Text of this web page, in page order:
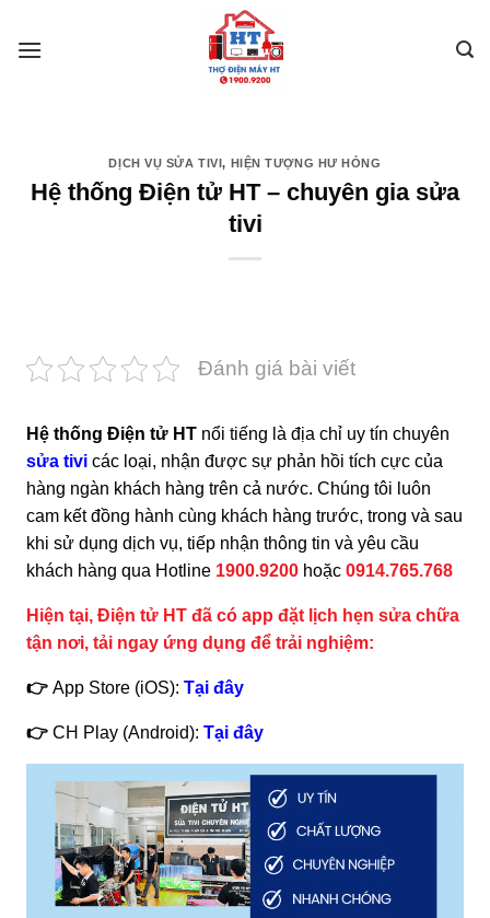
DỊCH VỤ SỬA TIVI, HIỆN TƯỢNG HƯ HỎNG
Hệ thống Điện tử HT – chuyên gia sửa
tivi
Đánh giá bài viết
Hệ thống Điện tử HT nổi tiếng là địa chỉ uy tín chuyên
sửa tivi các loại, nhận được sự phản hồi tích cực của
hàng ngàn khách hàng trên cả nước. Chúng tôi luôn
cam kết đồng hành cùng khách hàng trước, trong và sau
khi sử dụng dịch vụ, tiếp nhận thông tin và yêu cầu
khách hàng qua Hotline 1900.9200 hoặc 0914.765.768
Hiện tại, Điện tử HT đã có app đặt lịch hẹn sửa chữa
tận nơi, tải ngay ứng dụng để trải nghiệm:
👉 App Store (iOS): Tại đây
👉 CH Play (Android): Tại đây